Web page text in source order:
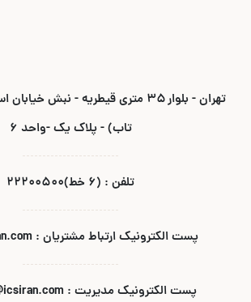
تهران - بلوار ۳۵ متری قیطریه - نبش
تاب) - پلاک یک -واحد ۶
تلفن : (۶ خط)۲۲۲۰۰۵۰۰
پست الکترونیک ارتباط مشتریان : info@icsiran.com
پست الکترونیک مدیریت : mobaraki@icsiran.com